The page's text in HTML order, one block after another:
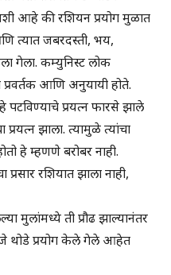
आहे की रशियन प्रयोग मुळात
त्यात जबरदस्ती, भय,
गेला. कम्युनिस्ट लोक
प्रवर्तक आणि अनुयायी होते.
पटविण्याचे प्रयत्न फारसे झाले
प्रयत्न झाला. त्यामुळे त्यांचा
हे म्हणणे बरोबर नाही.
प्रसार रशियात झाला नाही,
मुलांमध्ये ती प्रौढ झाल्यानंतर
थोडे प्रयोग केले गेले आहेत